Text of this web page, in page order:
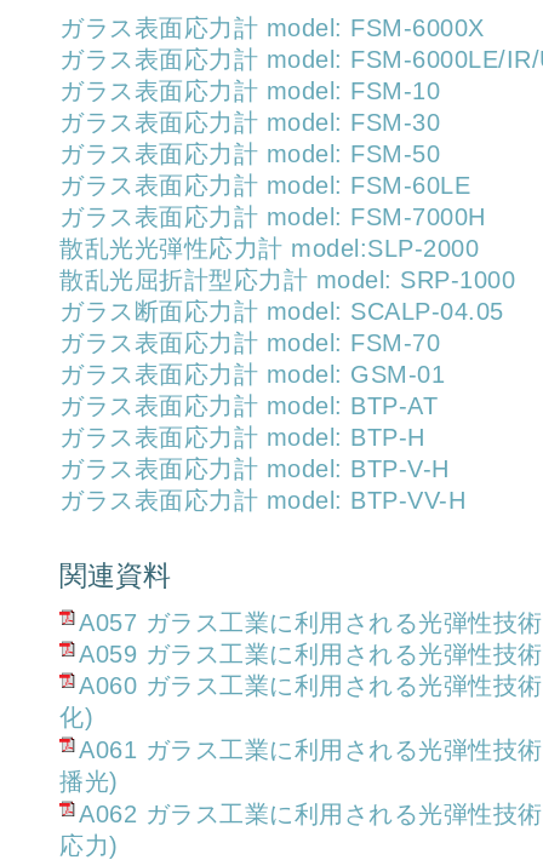
ガラス表面応力計 model: FSM-6000X
ガラス表面応力計 model: FSM-6000LE/
ガラス表面応力計 model: FSM-10
ガラス表面応力計 model: FSM-30
ガラス表面応力計 model: FSM-50
ガラス表面応力計 model: FSM-60LE
ガラス表面応力計 model: FSM-7000H
散乱光光弾性応力計 model:SLP-2000
散乱光屈折計型応力計 model: SRP-1000
ガラス断面応力計 model: SCALP-04.05
ガラス表面応力計 model: FSM-70
ガラス表面応力計 model: GSM-01
ガラス表面応力計 model: BTP-AT
ガラス表面応力計 model: BTP-H
ガラス表面応力計 model: BTP-V-H
ガラス表面応力計 model: BTP-VV-H
関連資料
A057 ガラス工業に利用される光弾性技
A059 ガラス工業に利用される光弾性技
A060 ガラス工業に利用される光弾性技
化)
A061 ガラス工業に利用される光弾性技
播光)
A062 ガラス工業に利用される光弾性技
応力)